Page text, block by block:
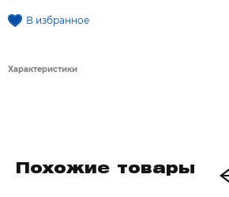
В избранное
Характеристики
Похожие товары